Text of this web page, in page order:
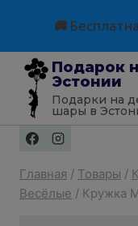
содержимому
🚚
Подарок
Эстонии
Подарки на
шары в
Главная / Товары /
Весёлые / Кружка